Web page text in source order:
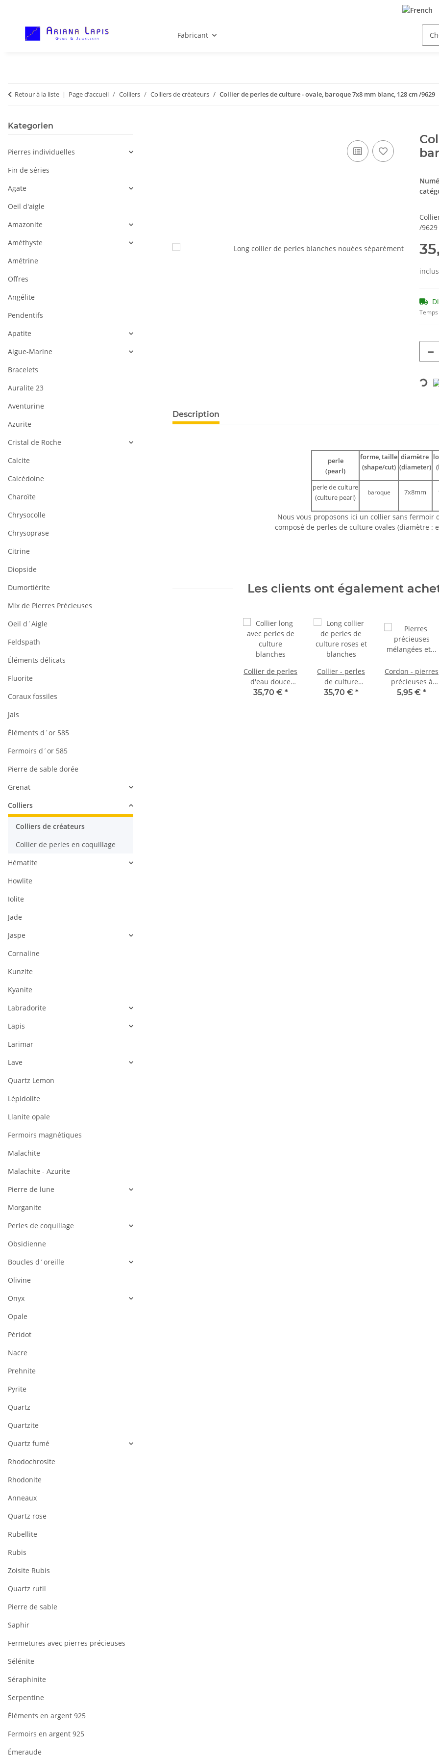
Fabricant
Retour à la liste Page d’accueil Colliers Colliers de créateurs Collier de perles de culture - ovale, baroque 7x8 mm blanc, 128 cm /9629
/9629
Loading...
Description
perle
(pearl)
forme, taille
(shape/cut)
diamètre
(diameter)
perle de culture
(culture pearl)
baroque 7x8mm
Nous vous proposons ici un collier sans fermoir
composé de perles de culture ovales (diamètre :
Les clients ont également
Collier de perles
d'eau douce
multicolores,
35,70 € *
Collier - perles
de culture
multicolores,
35,70 € *
Cordon - pierres
précieuses à
facettes 3 mm
5,95 € *
Kategorien
Pierres individuelles
Fin de séries
Agate
Oeil d'aigle
Amazonite
Améthyste
Amétrine
Offres
Angélite
Pendentifs
Apatite
Aigue-Marine
Bracelets
Auralite 23
Aventurine
Azurite
Cristal de Roche
Calcite
Calcédoine
Charoïte
Chrysocolle
Chrysoprase
Citrine
Diopside
Dumortiérite
Mix de Pierres Précieuses
Oeil d´Aigle
Feldspath
Éléments délicats
Fluorite
Coraux fossiles
Jais
Éléments d´or 585
Fermoirs d´or 585
Pierre de sable dorée
Grenat
Colliers
Colliers de créateurs
Collier de perles en coquillage
Hématite
Howlite
Iolite
Jade
Jaspe
Cornaline
Kunzite
Kyanite
Labradorite
Lapis
Larimar
Lave
Quartz Lemon
Lépidolite
Llanite opale
Fermoirs magnétiques
Malachite
Malachite - Azurite
Pierre de lune
Morganite
Perles de coquillage
Obsidienne
Boucles d´oreille
Olivine
Onyx
Opale
Péridot
Nacre
Prehnite
Pyrite
Quartz
Quartzite
Quartz fumé
Rhodochrosite
Rhodonite
Anneaux
Quartz rose
Rubellite
Rubis
Zoisite Rubis
Quartz rutil
Pierre de sable
Saphir
Fermetures avec pierres précieuses
Sélénite
Séraphinite
Serpentine
Éléments en argent 925
Fermoirs en argent 925
Émeraude